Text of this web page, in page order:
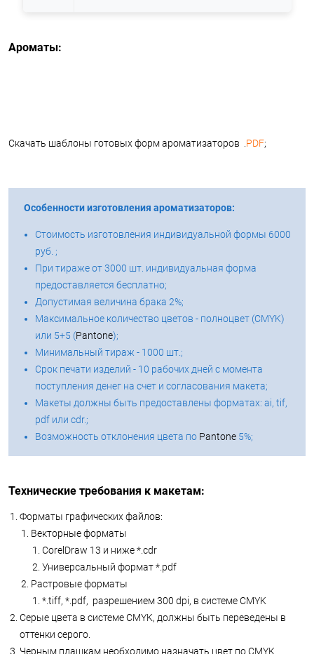
Ароматы:
Скачать шаблоны готовых форм ароматизаторов . PDF;
Особенности изготовления ароматизаторов:
Стоимость изготовления индивидуальной формы 6000
руб. ;
При тираже от 3000 шт. индивидуальная форма
предоставляется бесплатно;
Допустимая величина брака 2%;
Максимальное количество цветов - полноцвет (CMYK)
или 5+5 (Pantone);
Минимальный тираж - 1000 шт.;
Срок печати изделий - 10 рабочих дней с момента
поступления денег на счет и согласования макета;
Макеты должны быть предоставлены форматах: ai, tif,
pdf или cdr.;
Возможность отклонения цвета по Pantone 5%;
Технические требования к макетам:
Форматы графических файлов:
Векторные форматы
CorelDraw 13 и ниже *.cdr
Универсальный формат *.pdf
Растровые форматы
*.tiff, *.pdf, разрешением 300 dpi, в системе CMYK
Серые цвета в системе CMYK, должны быть переведены в
оттенки серого.
Черным плашкам необходимо назначать цвет по СМYK